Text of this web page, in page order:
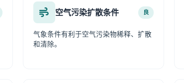
空气污染扩散条件 良
气象条件有利于空气污染物稀释、扩散
和清除。